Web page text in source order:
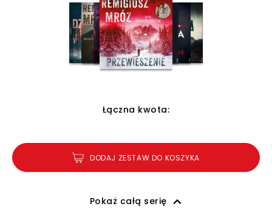
Łączna kwota:
DODAJ ZESTAW DO KOSZYKA
Pokaż całą serię